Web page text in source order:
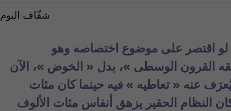
شفّاف اليوم
لو اقتصر على موضوع اختصاصه وهو
القرون الوسطى »، بدل « الخوض »، الآن
عنه « تعاطيه » فيه حينما كان مئات
النظام الحقير يزهق أنفاس مئات الألوف